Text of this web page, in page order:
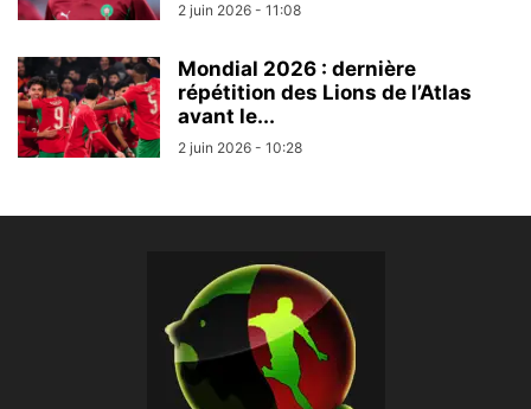
2 juin 2026 - 11:08
Mondial 2026 : dernière
répétition des Lions de l’Atlas
avant le...
2 juin 2026 - 10:28